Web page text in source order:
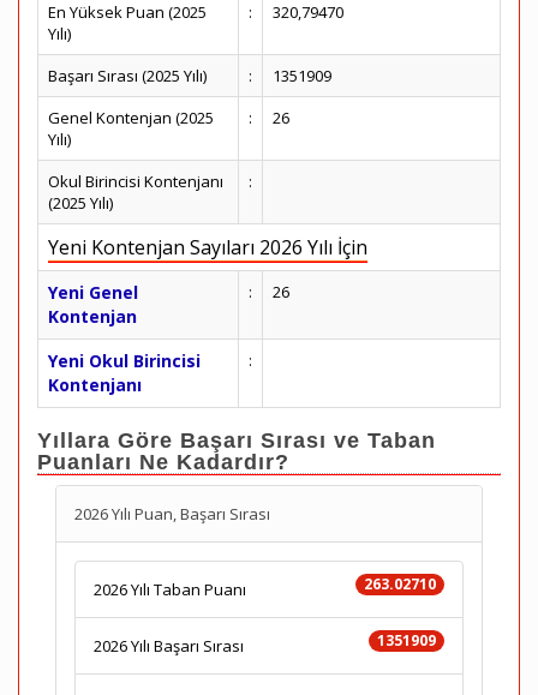
En Yüksek Puan (2025
Yılı)
: 320,79470
Başarı Sırası (2025 Yılı) :
1351909
Genel Kontenjan (2025
Yılı)
: 26
Okul Birincisi Kontenjanı
(2025 Yılı)
:
Yeni Kontenjan Sayıları 2026 Yılı İçin
Yeni Genel
Kontenjan
: 26
Yeni Okul Birincisi
Kontenjanı
:
Yıllara Göre Başarı Sırası ve Taban
Puanları Ne Kadardır?
2026 Yılı Puan, Başarı Sırası
263.02710
2026 Yılı Taban Puanı
1351909
2026 Yılı Başarı Sırası